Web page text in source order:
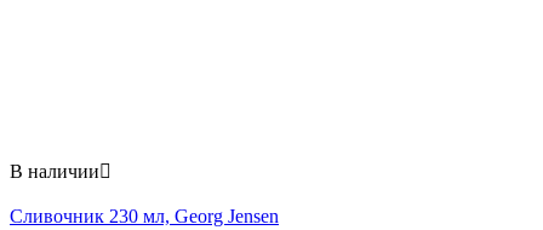
В наличии
Сливочник 230 мл, Georg Jensen